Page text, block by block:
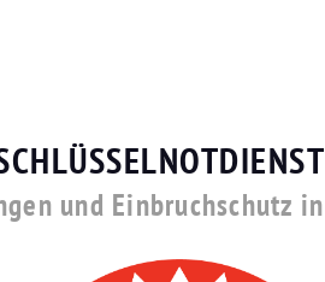
und Einbruchschutz